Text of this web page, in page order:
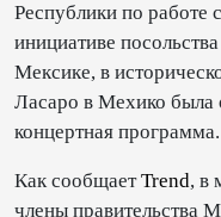
Республики по работе
инициативе
Мексике, в
Ласаро в Мехико была
концертная программа.
Как сообщаетTrend, в
члены правительства